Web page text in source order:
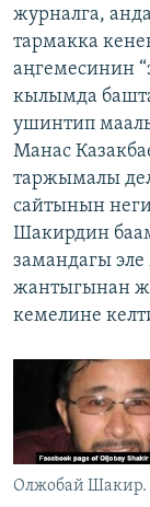
журналга,
тармакка
аңгемесинин
кылымда
ушинтип
Манас
таржымалы
сайтынын
Шакирдин
замандагы
жантыгынан
кемелине
Олжобай Шакир.